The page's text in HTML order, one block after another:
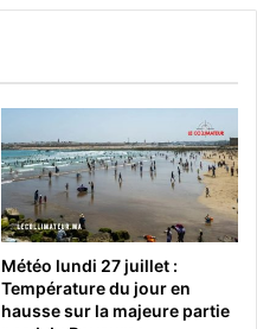
Météo lundi 27 juillet :
Température du jour en
hausse sur la majeure partie